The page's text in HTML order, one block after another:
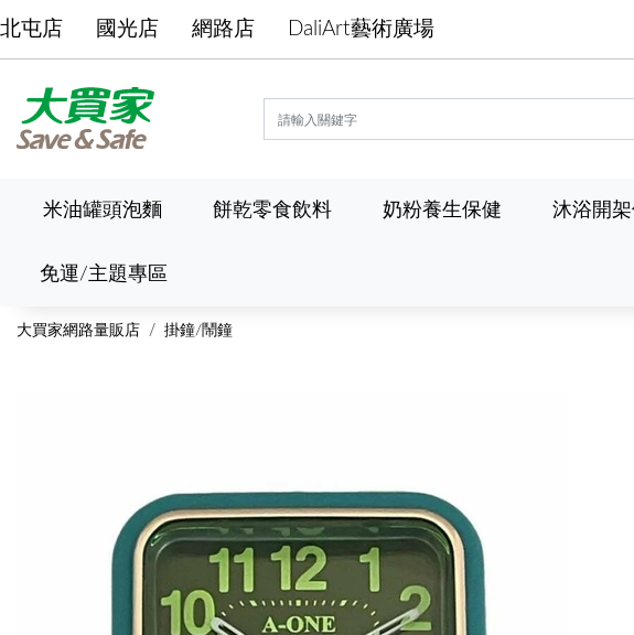
北屯店 國光店 網路店 DaliArt藝術廣場
米油罐頭泡麵 餅乾零食飲料 奶粉養生保健 沐浴開
免運/主題專區
大買家網路量販店 掛鐘/鬧鐘